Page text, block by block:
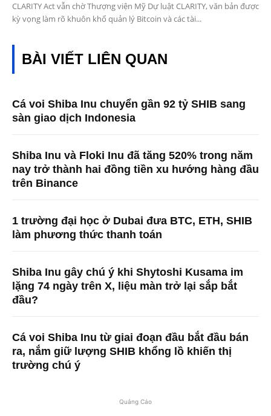
CLARITY Act vẫn chờ Thượng viện Mỹ Dự luật CLARITY, văn bản được
kỳ vọng làm rõ khuôn khổ quản lý Bitcoin và các tài...
BÀI VIẾT LIÊN QUAN
Cá voi Shiba Inu chuyển gần 92 tỷ SHIB sang
sàn giao dịch Indonesia
Shiba Inu và Floki Inu đã tăng 520% ​​trong năm
nay trở thành hai đồng tiền xu hướng hàng đầu
trên Binance
1 trường đại học ở Dubai đưa BTC, ETH, SHIB
làm phương thức thanh toán
Shiba Inu gây chú ý khi Shytoshi Kusama im
lặng 74 ngày trên X, liệu màn trở lại sắp bắt
đầu?
Cá voi Shiba Inu từ giai đoạn đầu bắt đầu bán
ra, nắm giữ lượng SHIB khổng lồ khiến thị
trường chú ý
Quảng Cáo